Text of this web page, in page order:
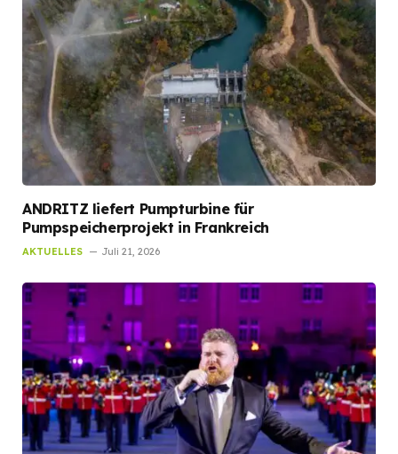
ANDRITZ liefert Pumpturbine für
Pumpspeicherprojekt in Frankreich
AKTUELLES Juli 21, 2026